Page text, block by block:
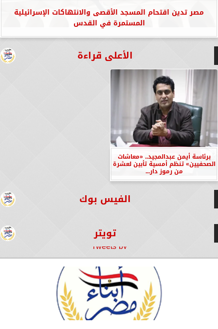
مصر تدين اقتحام المسجد الأقصى والانتهاكات الإسرائيلية
المستمرة في القدس
الأعلى قراءة
برئاسة أيمن عبدالمجيد.. «معاشات
الصحفيين» تنظم أمسية تأبين لعشرة
من رموز دار...
الفيس بوك
تويتر
Tweets by